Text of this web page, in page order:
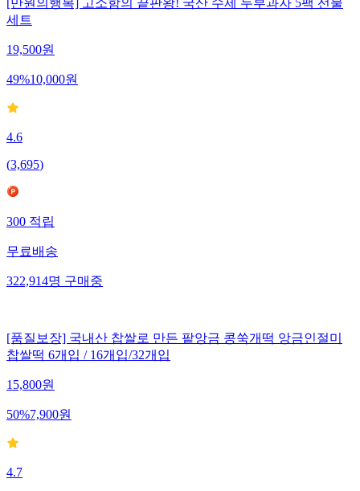
[만원의행복] 고소함의 끝판왕! 국산 수제 두부과자 5팩 선물
세트
19,500원
49%10,000원
4.6
(3,695)
300적립
무료배송
322,914명구매중
[품질보장] 국내산 찹쌀로 만든 팥앙금 콩쑥개떡 앙금인절미
찹쌀떡 6개입 / 16개입/32개입
15,800원
50%7,900원
4.7